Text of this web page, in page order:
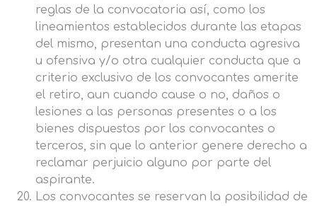
reglas de la convocatoria así, como los
lineamientos establecidos durante las etapas
del mismo, presentan una conducta agresiva
u ofensiva y/o otra cualquier conducta que a
criterio exclusivo de los convocantes amerite
el retiro, aun cuando cause o no, daños o
lesiones a las personas presentes o a los
bienes dispuestos por los convocantes o
terceros, sin que lo anterior genere derecho a
reclamar perjuicio alguno por parte del
aspirante.
Los convocantes se reservan la posibilidad de